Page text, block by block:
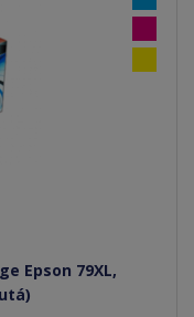
Epson 79XL,